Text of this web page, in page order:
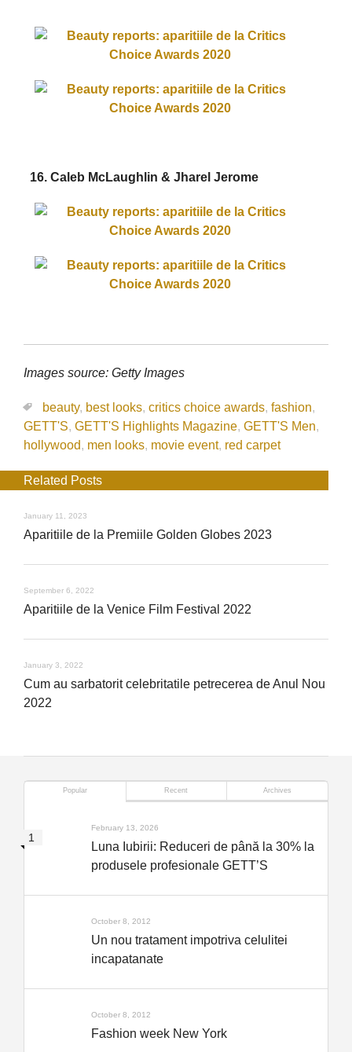
16. Caleb McLaughlin & Jharel Jerome
Images source: Getty Images
beauty, best looks, critics choice awards, fashion,
GETT'S, GETT'S Highlights Magazine, GETT'S Men,
hollywood, men looks, movie event, red carpet
Related Posts
January 11, 2023
Aparitiile de la Premiile Golden Globes 2023
September 6, 2022
Aparitiile de la Venice Film Festival 2022
January 3, 2022
Cum au sarbatorit celebritatile petrecerea de Anul Nou
2022
Popular Recent Archives
February 13, 2026
Luna Iubirii: Reduceri de până la 30% la
produsele profesionale GETT’S
October 8, 2012
Un nou tratament impotriva celulitei
incapatanate
October 8, 2012
Fashion week New York